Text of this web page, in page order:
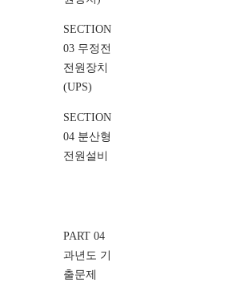
SECTION
03 무정전
전원장치
(UPS)
SECTION
04 분산형
전원설비
PART 04
과년도 기
출문제